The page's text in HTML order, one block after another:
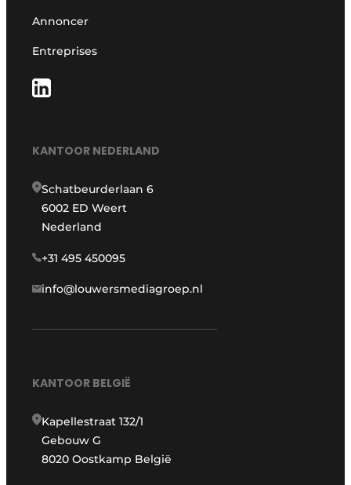
Annoncer
Entreprises
KANTOOR NEDERLAND
Schatbeurderlaan 6
6002 ED Weert
Nederland
+31 495 450095
info@louwersmediagroep.nl
KANTOOR BELGIË
Kapellestraat 132/1
Gebouw G
8020 Oostkamp België